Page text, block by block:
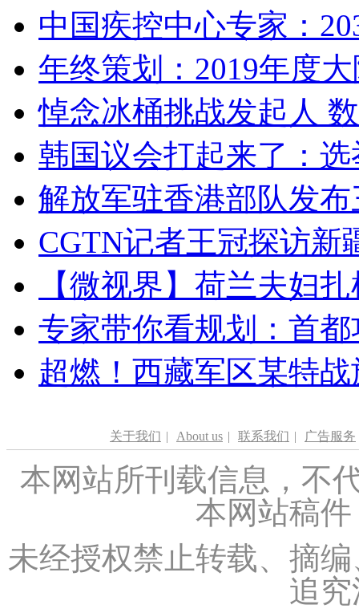
中国疾控中心专家：
年终策划：2019年度
悼念冰桶挑战发起人
韩国议会打起来了：
解放军驻香港部队发
CGTN记者王冠探访新
【微视界】荷兰夫妇
专家带你看规划：首
超燃！西藏军区某特
关于我们 | About us | 联系我们 | 广告服务
本网站所刊载信息，不
本网站稿
未经授权禁止转载、摘
追